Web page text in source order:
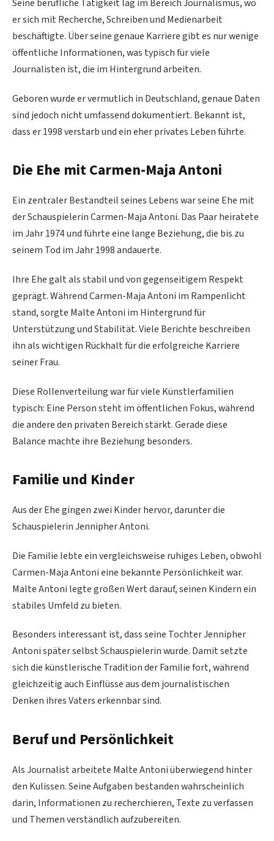
Seine berufliche Tätigkeit lag im Bereich Journalismus, wo
er sich mit Recherche, Schreiben und Medienarbeit
beschäftigte. Über seine genaue Karriere gibt es nur wenige
öffentliche Informationen, was typisch für viele
Journalisten ist, die im Hintergrund arbeiten.
Geboren wurde er vermutlich in Deutschland, genaue Daten
sind jedoch nicht umfassend dokumentiert. Bekannt ist,
dass er 1998 verstarb und ein eher privates Leben führte.
Die Ehe mit Carmen-Maja Antoni
Ein zentraler Bestandteil seines Lebens war seine Ehe mit
der Schauspielerin Carmen-Maja Antoni. Das Paar heiratete
im Jahr 1974 und führte eine lange Beziehung, die bis zu
seinem Tod im Jahr 1998 andauerte.
Ihre Ehe galt als stabil und von gegenseitigem Respekt
geprägt. Während Carmen-Maja Antoni im Rampenlicht
stand, sorgte Malte Antoni im Hintergrund für
Unterstützung und Stabilität. Viele Berichte beschreiben
ihn als wichtigen Rückhalt für die erfolgreiche Karriere
seiner Frau.
Diese Rollenverteilung war für viele Künstlerfamilien
typisch: Eine Person steht im öffentlichen Fokus, während
die andere den privaten Bereich stärkt. Gerade diese
Balance machte ihre Beziehung besonders.
Familie und Kinder
Aus der Ehe gingen zwei Kinder hervor, darunter die
Schauspielerin Jennipher Antoni.
Die Familie lebte ein vergleichsweise ruhiges Leben, obwohl
Carmen-Maja Antoni eine bekannte Persönlichkeit war.
Malte Antoni legte großen Wert darauf, seinen Kindern ein
stabiles Umfeld zu bieten.
Besonders interessant ist, dass seine Tochter Jennipher
Antoni später selbst Schauspielerin wurde. Damit setzte
sich die künstlerische Tradition der Familie fort, während
gleichzeitig auch Einflüsse aus dem journalistischen
Denken ihres Vaters erkennbar sind.
Beruf und Persönlichkeit
Als Journalist arbeitete Malte Antoni überwiegend hinter
den Kulissen. Seine Aufgaben bestanden wahrscheinlich
darin, Informationen zu recherchieren, Texte zu verfassen
und Themen verständlich aufzubereiten.